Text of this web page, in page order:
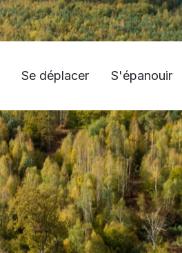
Se déplacer S'épanouir